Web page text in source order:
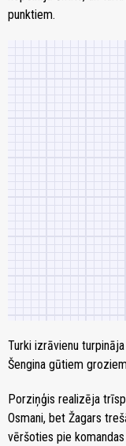
punktiem.
Turki izrāvienu
Šengina gūtiem
Porziņģis realizēja
Osmani, bet Žagars
vēršoties pie